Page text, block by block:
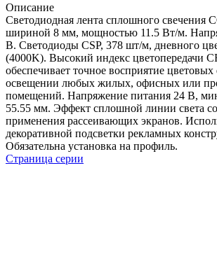
Описание
Светодиодная лента сплошного свечения
шириной 8 мм, мощностью 11.5 Вт/м.
В. Светодиоды CSP, 378 шт/м, дневного
(4000K). Высокий индекс цветопередачи
обеспечивает точное восприятие цветовых
освещении любых жилых, офисных или
помещений. Напряжение питания 24 В,
55.55 мм. Эффект сплошной линии света
применения рассеивающих экранов.
декоративной подсветки рекламных
Обязательна установка на профиль.
Страница серии